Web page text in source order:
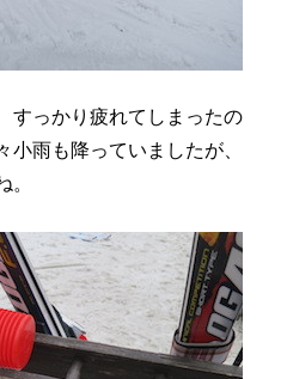
すっかり疲れてしまったの
雨も降っていましたが、
。